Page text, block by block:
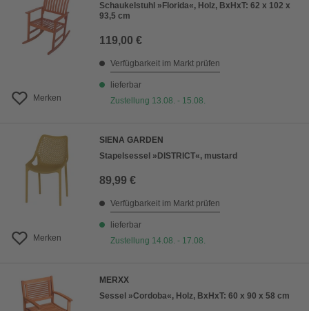
Merken
Schaukelstuhl »Florida«, Holz, BxHxT: 62 x 102 x
93,5 cm
119,00 €
Verfügbarkeit im Markt prüfen
lieferbar
Zustellung 13.08. - 15.08.
Merken
SIENA GARDEN
Stapelsessel »DISTRICT«, mustard
89,99 €
Verfügbarkeit im Markt prüfen
lieferbar
Zustellung 14.08. - 17.08.
MERXX
Sessel »Cordoba«, Holz, BxHxT: 60 x 90 x 58 cm